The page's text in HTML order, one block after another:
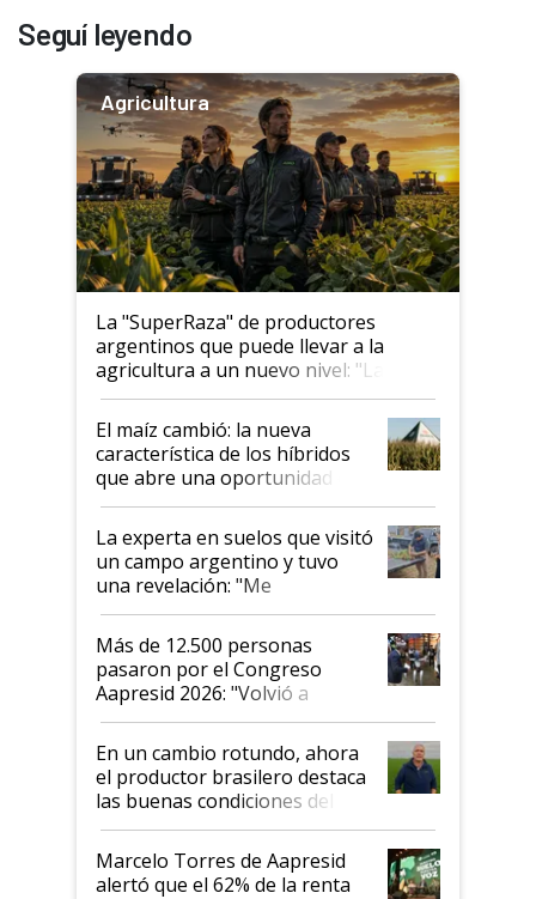
Seguí leyendo
Agricultura
La "SuperRaza" de productores
argentinos que puede llevar a la
agricultura a un nuevo nivel: "Las
posibilidades de crecimiento son
infinitas"
El maíz cambió: la nueva
característica de los híbridos
que abre una oportunidad en
el lote
La experta en suelos que visitó
un campo argentino y tuvo
una revelación: "Me
impresionó mucho"
Más de 12.500 personas
pasaron por el Congreso
Aapresid 2026: "Volvió a
demostrar que hablar del
suelo es hablar de todo el
sistema productivo"
En un cambio rotundo, ahora
el productor brasilero destaca
las buenas condiciones del
agro argentino para invertir:
"Los veo más motivados"
Marcelo Torres de Aapresid
alertó que el 62% de la renta